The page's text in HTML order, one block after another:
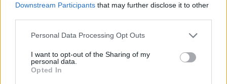
Downstream Participants that may further disclose it to other
Personal Data Processing Opt Outs
I want to opt-out of the Sharing of my
personal data.
Opted In